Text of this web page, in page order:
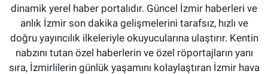
dinamik yerel haber portalıdır. Güncel İzmir haberleri ve
anlık İzmir son dakika gelişmelerini tarafsız, hızlı ve
doğru yayıncılık ilkeleriyle okuyucularına ulaştırır. Kentin
nabzını tutan özel haberlerin ve özel röportajların yanı
sıra, İzmirlilerin günlük yaşamını kolaylaştıran İzmir hava